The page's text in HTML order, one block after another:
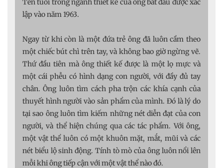
Tên tuổi trong ngành thiết kế của ông bắt đầu được xác
lập vào năm 1963.
Ngay từ khi còn là một đứa trẻ ông đã luôn cầm theo
một chiếc bút chì trên tay, và không bao giờ ngừng vẽ.
Thứ đầu tiên mà ông thiết kế được là một lọ mực và
một cái phễu có hình dạng con người, với đầy đủ tay
chân. Ông luôn tìm cách pha trộn các khía cạnh của
thuyết hình người vào sản phẩm của mình. Đó là lý do
tại sao ông luôn tìm kiếm những nét diễn đạt của con
người, và thể hiện chúng qua các tác phẩm. Với ông,
một vật thể luôn có một khuôn mặt, mắt, mũi và các
nét biểu lộ sinh động. Tính tò mò của ông luôn nổi lên
mỗi khi ông tiếp cận với một vật thể nào đó.